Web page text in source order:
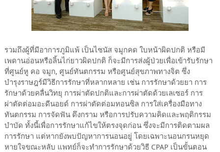
รวมถึงผู้ที่มีอาการภูมิแพ้ เป็นไซนัส จมูกคด ใบหน้าผิดปกติ หรือมี
เพดานอ่อนหรือลิ้นไก่ยาวผิดปกติ ก็จะมีการส่งผู้ป่วยเพื่อเข้ารับรักษา
ที่ศูนย์หู คอ จมูก, ศูนย์ทันตกรรม หรือศูนย์สุขภาพทางจิต ซึ่ง
บำรุงราษฎร์มีวิธีการรักษาที่หลากหลาย เช่น การรักษาด้วยยา การ
รักษาด้วยคลื่นวิทยุ การผ่าตัดปกติและการผ่าตัดด้วยเลเซอร์ การ
ผ่าตัดต่อมอะดีนอยด์ การผ่าตัดต่อมทอนซิล การใส่เครื่องมือทาง
ทันตกรรม การจัดฟัน ดึงกราม หรือการปรับความคิดและพฤติกรรม
บำบัด ทั้งนี้เพื่อการรักษาแก้ไขให้ตรงจุดก่อน ซึ่งจะมีการติดตามผล
การรักษา แต่หากยังพบปัญหาการนอนอยู่ โดยเฉพาะนอนกรนหยุด
หายใจขณะหลับ แพทย์ก็จะทำการรักษาด้วยวิธี CPAP เป็นขั้นตอน